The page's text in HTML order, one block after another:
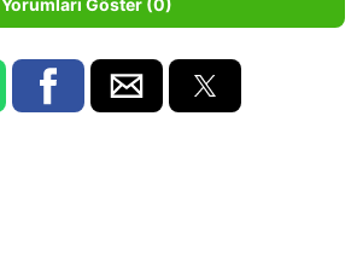
Yorumları Göster (0)